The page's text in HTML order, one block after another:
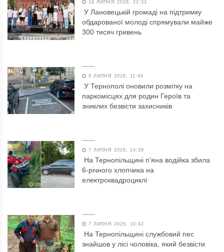
16 ЛИПНЯ 2026, 22:31
У Лановецькій громаді на підтримку
обдарованої молоді спрямували майже
300 тисяч гривень
9 ЛИПНЯ 2026, 11:46
У Тернополі оновили розмітку на
паркомісцях для родин Героїв та
зниклих безвісти захисників
7 ЛИПНЯ 2026, 14:39
На Тернопільщині п’яна водійка збила
6-річного хлопчика на
електроквадроциклі
7 ЛИПНЯ 2026, 10:42
На Тернопільщині службовий пес
знайшов у лісі чоловіка, який безвісти